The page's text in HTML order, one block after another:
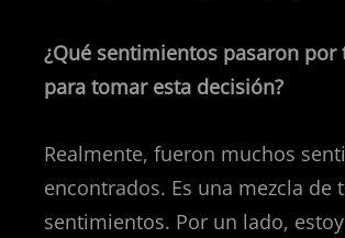
¿Qué sentimientos pasaron por
para tomar esta decisión?
Realmente, fueron muchos
encontrados. Es una mezcla de
sentimientos. Por un lado,